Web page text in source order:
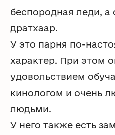
беспородная леди, а
дратхаар.
У это парня по-
характер. При этом
удовольствием
кинологом и очень
людьми.
У него также есть